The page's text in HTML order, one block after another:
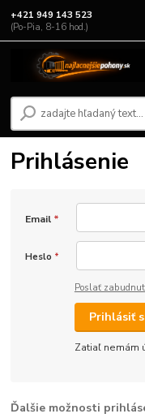
+421 949 143 523
(Po-Pia, 8-16 hod.)
Prihlásenie
Email *
Heslo *
Poslať
Prihlásiť
Zatiaľ nemám
Ďalšie možnosti